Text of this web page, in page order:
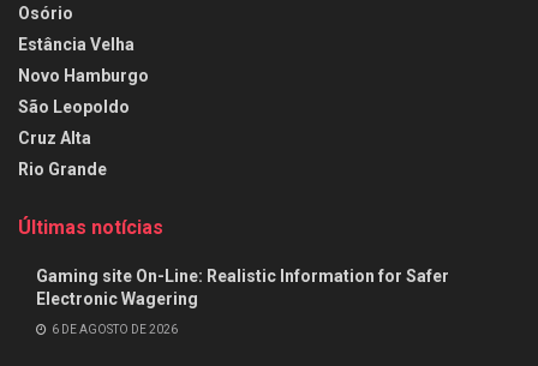
Osório
Estância Velha
Novo Hamburgo
São Leopoldo
Cruz Alta
Rio Grande
Últimas notícias
Gaming site On-Line: Realistic Information for Safer
Electronic Wagering
6 DE AGOSTO DE 2026